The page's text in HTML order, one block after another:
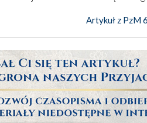
Artykuł z PzM